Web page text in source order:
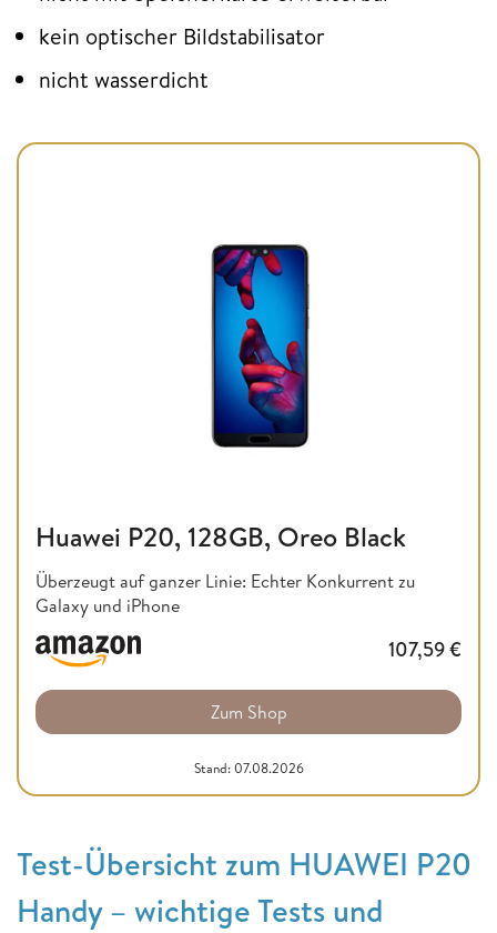
kein optischer Bildstabilisator
nicht wasserdicht
Huawei P20, 128GB, Oreo Black
Überzeugt auf ganzer Linie: Echter Konkurrent zu
Galaxy und iPhone
107,59€
Zum Shop
Stand: 07.08.2026
Test-Übersicht zum HUAWEI P20
Handy – wichtige Tests und